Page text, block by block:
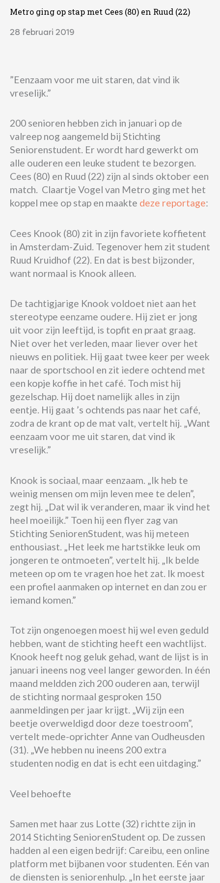
Metro ging op stap met Cees (80) en Ruud (22)
28 februari 2019
”Eenzaam voor me uit staren, dat vind ik
vreselijk.”
200 senioren hebben zich in januari op de
valreep nog aangemeld bij Stichting
Seniorenstudent. Er wordt hard gewerkt om
alle ouderen een leuke student te bezorgen.
Cees (80) en Ruud (22) zijn al sinds oktober een
match. Claartje Vogel van Metro ging met het
koppel mee op stap en maakte deze reportage:
Cees Knook (80) zit in zijn favoriete koffietent
in Amsterdam-Zuid. Tegenover hem zit student
Ruud Kruidhof (22). En dat is best bijzonder,
want normaal is Knook alleen.
De tachtigjarige Knook voldoet niet aan het
stereotype eenzame oudere. Hij ziet er jong
uit voor zijn leeftijd, is topfit en praat graag.
Niet over het verleden, maar liever over het
nieuws en politiek. Hij gaat twee keer per week
naar de sportschool en zit iedere ochtend met
een kopje koffie in het café. Toch mist hij
gezelschap. Hij doet namelijk alles in zijn
eentje. Hij gaat ’s ochtends pas naar het café,
zodra de krant op de mat valt, vertelt hij. „Want
eenzaam voor me uit staren, dat vind ik
vreselijk.”
Knook is sociaal, maar eenzaam. „Ik heb te
weinig mensen om mijn leven mee te delen”,
zegt hij. „Dat wil ik veranderen, maar ik vind het
heel moeilijk.” Toen hij een flyer zag van
Stichting SeniorenStudent, was hij meteen
enthousiast. „Het leek me hartstikke leuk om
jongeren te ontmoeten”, vertelt hij. „Ik belde
meteen op om te vragen hoe het zat. Ik moest
een profiel aanmaken op internet en dan zou er
iemand komen.”
Tot zijn ongenoegen moest hij wel even geduld
hebben, want de stichting heeft een wachtlijst.
Knook heeft nog geluk gehad, want de lijst is in
januari ineens nog veel langer geworden. In één
maand meldden zich 200 ouderen aan, terwijl
de stichting normaal gesproken 150
aanmeldingen per jaar krijgt. „Wij zijn een
beetje overweldigd door deze toestroom”,
vertelt mede-oprichter Anne van Oudheusden
(31). „We hebben nu ineens 200 extra
studenten nodig en dat is echt een uitdaging.”
Veel behoefte
Samen met haar zus Lotte (32) richtte zijn in
2014 Stichting SeniorenStudent op. De zussen
hadden al een eigen bedrijf: Careibu, een online
platform met bijbanen voor studenten. Eén van
de diensten is seniorenhulp. „In het eerste jaar